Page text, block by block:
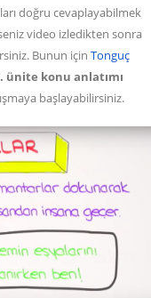
doğru cevaplayabilmek
video izledikten sonra
Bunun için Tonguç
ünite konu anlatımı
başlayabilirsiniz.